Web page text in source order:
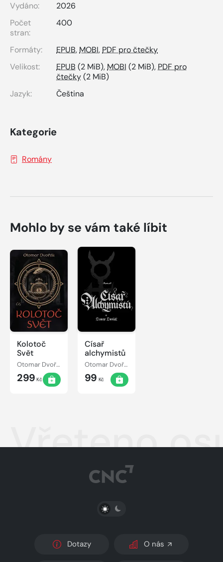
Vydáno:
2026
Počet
stran:
400
Formáty: EPUB,MOBI,PDF pro čtečky
Velikost:
EPUB (2 MiB),MOBI (2 MiB),PDF pro
čtečky(2 MiB)
Jazyk:
Čeština
Kategorie
Romány
Mohlo by se vám také líbit
Kolotoč
Svět
Otomar Dvořák
299 Kč
Císař
alchymistů
Otomar Dvořák
99 Kč
Vřeteno
PŘEPNOUT SVĚTLÝ/TMAVÝ REŽIM
Dotazy O nás